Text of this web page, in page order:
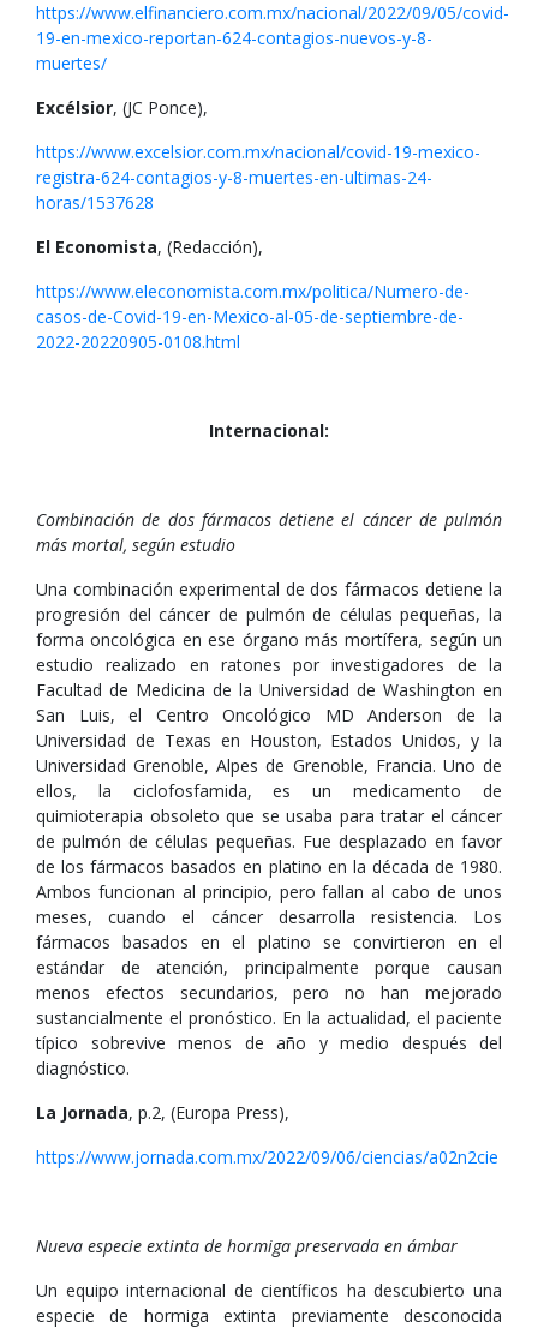
https://www.elfinanciero.com.mx/nacional/2022/09/05/covid-
19-en-mexico-reportan-624-contagios-nuevos-y-8-
muertes/
Excélsior, (JC Ponce),
https://www.excelsior.com.mx/nacional/covid-19-mexico-
registra-624-contagios-y-8-muertes-en-ultimas-24-
horas/1537628
El Economista, (Redacción),
https://www.eleconomista.com.mx/politica/Numero-de-
casos-de-Covid-19-en-Mexico-al-05-de-septiembre-de-
2022-20220905-0108.html
Internacional:
Combinación de dos fármacos detiene el cáncer de pulmón
más mortal, según estudio
Una combinación experimental de dos fármacos detiene la
progresión del cáncer de pulmón de células pequeñas, la
forma oncológica en ese órgano más mortífera, según un
estudio realizado en ratones por investigadores de la
Facultad de Medicina de la Universidad de Washington en
San Luis, el Centro Oncológico MD Anderson de la
Universidad de Texas en Houston, Estados Unidos, y la
Universidad Grenoble, Alpes de Grenoble, Francia. Uno de
ellos, la ciclofosfamida, es un medicamento de
quimioterapia obsoleto que se usaba para tratar el cáncer
de pulmón de células pequeñas. Fue desplazado en favor
de los fármacos basados en platino en la década de 1980.
Ambos funcionan al principio, pero fallan al cabo de unos
meses, cuando el cáncer desarrolla resistencia. Los
fármacos basados en el platino se convirtieron en el
estándar de atención, principalmente porque causan
menos efectos secundarios, pero no han mejorado
sustancialmente el pronóstico. En la actualidad, el paciente
típico sobrevive menos de año y medio después del
diagnóstico.
La Jornada, p.2, (Europa Press),
https://www.jornada.com.mx/2022/09/06/ciencias/a02n2cie
Nueva especie extinta de hormiga preservada en ámbar
Un equipo internacional de científicos ha descubierto una
especie de hormiga extinta previamente desconocida